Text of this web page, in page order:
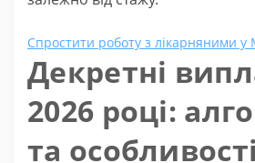
Спростити роботу з лікарняними у
Декретні
2026 році:
та особливості